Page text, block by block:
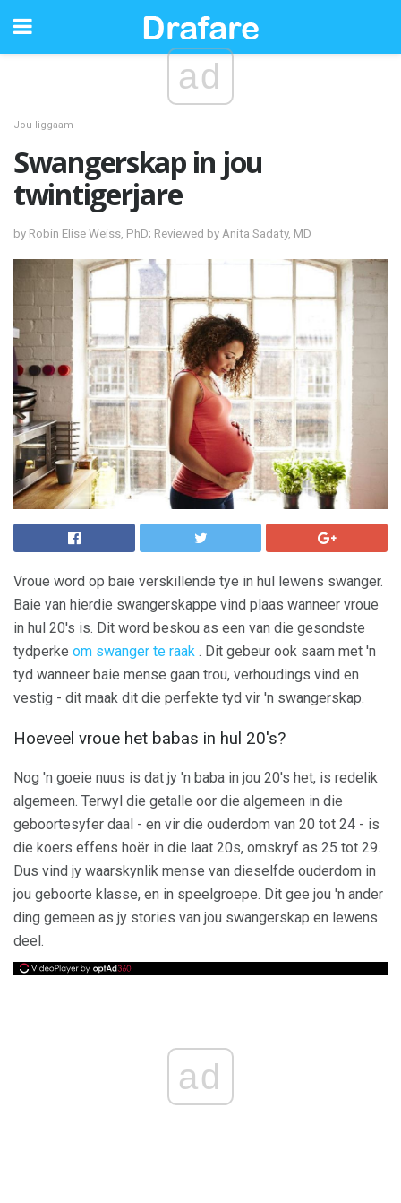
ad
Jou liggaam
Swangerskap in jou
twintigerjare
by Robin Elise Weiss, PhD; Reviewed by Anita Sadaty, MD
Vroue word op baie verskillende tye in hul lewens swanger.
Baie van hierdie swangerskappe vind plaas wanneer vroue
in hul 20's is. Dit word beskou as een van die gesondste
tydperke om swanger te raak . Dit gebeur ook saam met 'n
tyd wanneer baie mense gaan trou, verhoudings vind en
vestig - dit maak dit die perfekte tyd vir 'n swangerskap.
Hoeveel vroue het babas in hul 20's?
Nog 'n goeie nuus is dat jy 'n baba in jou 20's het, is redelik
algemeen. Terwyl die getalle oor die algemeen in die
geboortesyfer daal - en vir die ouderdom van 20 tot 24 - is
die koers effens hoër in die laat 20s, omskryf as 25 tot 29.
Dus vind jy waarskynlik mense van dieselfde ouderdom in
jou geboorte klasse, en in speelgroepe. Dit gee jou 'n ander
ding gemeen as jy stories van jou swangerskap en lewens
deel.
ad